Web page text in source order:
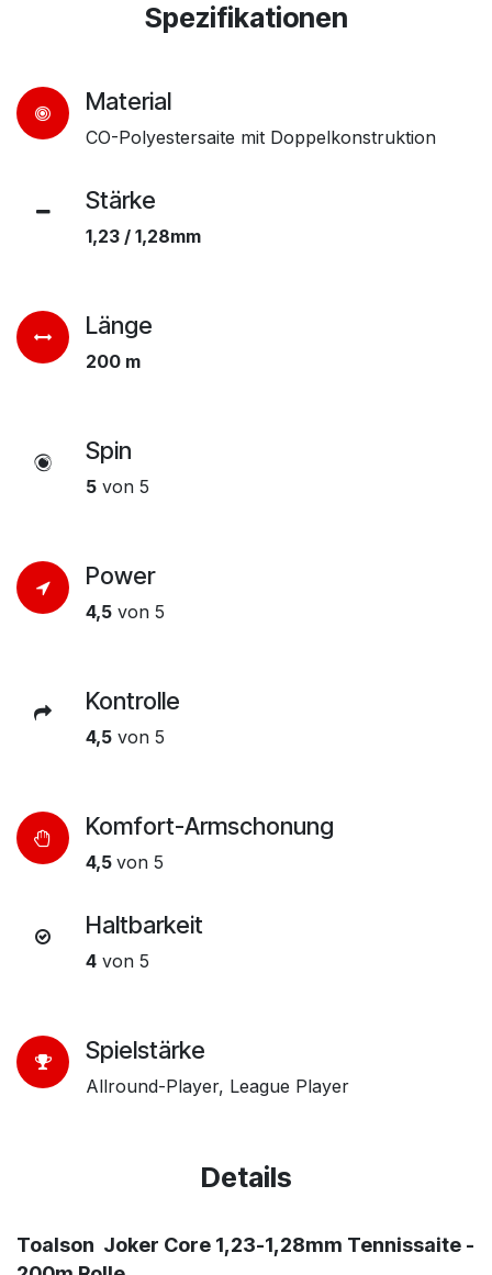
Spezifikationen
Material
CO-Polyestersaite mit Doppelkonstruktion
Stärke
1,23 / 1,28mm
Länge
200 m
Spin
5 von 5
Power
4,5 von 5
Kontrolle
4,5 von 5
Komfort-Armschonung
4,5 von 5
Haltbarkeit
4 von 5
Spielstärke
Allround-Player, League Player
Details
Toalson Joker Core 1,23-1,28mm Tennissaite -